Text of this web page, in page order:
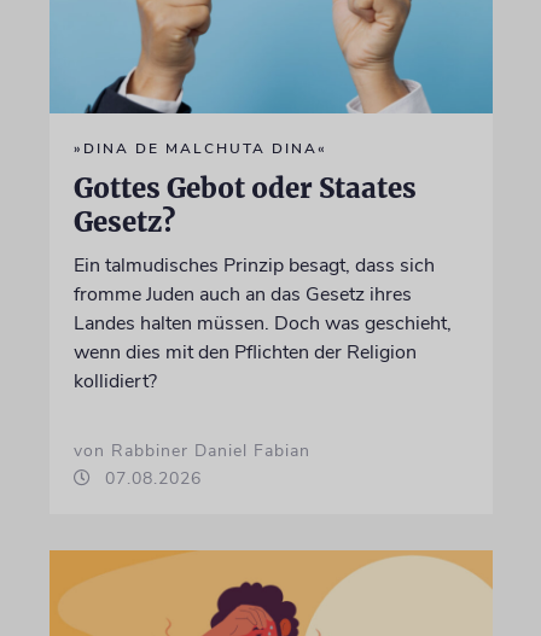
»DINA DE MALCHUTA DINA«
Gottes Gebot oder Staates
Gesetz?
Ein talmudisches Prinzip besagt, dass sich
fromme Juden auch an das Gesetz ihres
Landes halten müssen. Doch was geschieht,
wenn dies mit den Pflichten der Religion
kollidiert?
von Rabbiner Daniel Fabian
07.08.2026